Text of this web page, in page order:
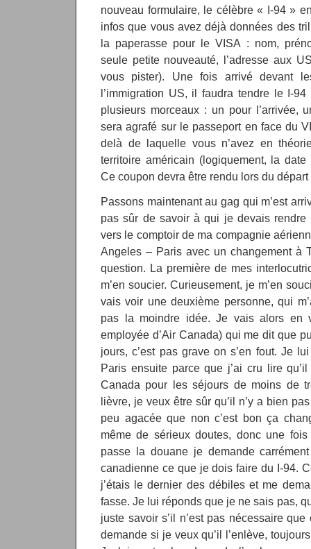
nouveau formulaire, le célèbre « I-94 »
infos que vous avez déjà données des
la paperasse pour le VISA : nom,
seule petite nouveauté, l’adresse aux
vous pister). Une fois arrivé devant
l’immigration US, il faudra tendre le I-
plusieurs morceaux : un pour l’arrivée,
sera agrafé sur le passeport en face du
delà de laquelle vous n’avez en
territoire américain (logiquement, la date
Ce coupon devra être rendu lors du
Passons maintenant au gag qui m’est
pas sûr de savoir à qui je devais
vers le comptoir de ma compagnie
Angeles – Paris avec un changement à
question. La première de mes
m’en soucier. Curieusement, je m’en
vais voir une deuxième personne, qui
pas la moindre idée. Je vais alors en
employée d’Air Canada) qui me dit que
jours, c’est pas grave on s’en fout. Je
Paris ensuite parce que j’ai cru lire
Canada pour les séjours de moins de
lièvre, je veux être sûr qu’il n’y a bien
peu agacée que non c’est bon ça
même de sérieux doutes, donc une
passe la douane je demande
canadienne ce que je dois faire du I-94.
j’étais le dernier des débiles et me
fasse. Je lui réponds que je ne sais pas,
juste savoir s’il n’est pas nécessaire
demande si je veux qu’il l’enlève,